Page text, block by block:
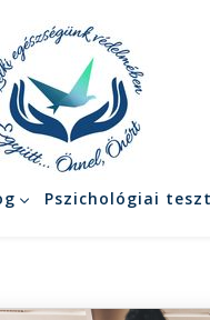
Pszichológiai